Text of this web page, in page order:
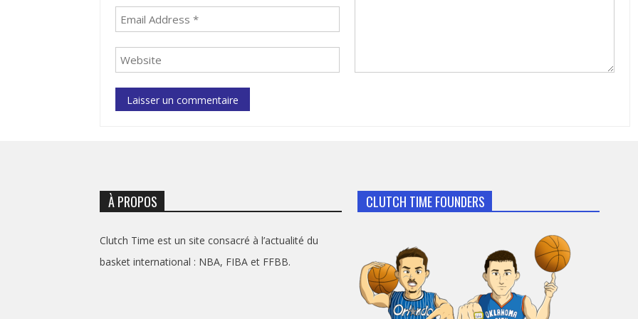
À PROPOS
Clutch Time est un site consacré à l’actualité du
basket international : NBA, FIBA et FFBB.
CLUTCH TIME FOUNDERS